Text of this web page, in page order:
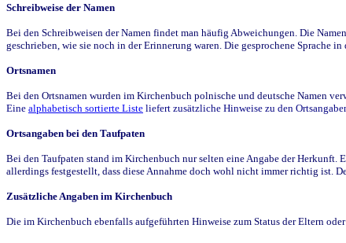
Schreibweise der Namen
Bei den Schreibweisen der Namen findet man häufig Abweichungen. Die
geschrieben, wie sie noch in der Erinnerung waren. Die gesprochene Sprache
Ortsnamen
Bei den Ortsnamen wurden im Kirchenbuch polnische und deutsche Namen
Eine alphabetisch sortierte Liste liefert zusätzliche Hinweise zu den
Ortsangaben bei den Taufpaten
Bei den Taufpaten stand im Kirchenbuch nur selten eine Angabe der Herkunft.
allerdings festgestellt, dass diese Annahme doch wohl nicht immer richtig ist.
Zusätzliche Angaben im Kirchenbuch
Die im Kirchenbuch ebenfalls aufgeführten Hinweise zum Status der Eltern